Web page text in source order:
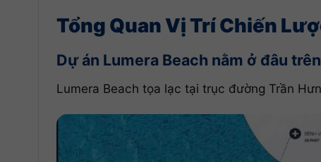
Tổng Quan Vị Trí Chiến
Dự án Lumera Beach nằm ở đâu
Lumera Beach tọa lạc tại trục đường Trần